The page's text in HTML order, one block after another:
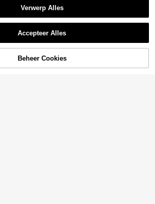
Sorry, dit product is uitverkocht.
UITVERKOCHT
Verwerp Alles
Accepteer Alles
Beheer Cookies